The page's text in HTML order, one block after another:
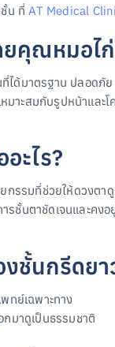
น ที่ AT Medical
ยคุณหมอไก่
ด้มาตรฐาน ปลอดภั
มาะสมกับรูปหน้าและ
ะไร?
กรรมที่ช่วยให้ดวงตา
รชั้นตาชัดเจนและคงอ
ชั้นกรีดยา
ทย์เฉพาะทาง
มาดูเป็นธรรมชาติ